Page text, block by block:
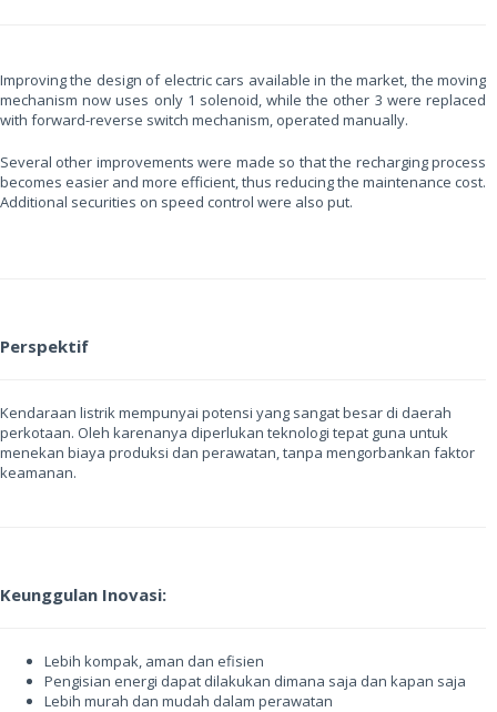
Improving the design of electric cars available in the market, the moving
mechanism now uses only 1 solenoid, while the other 3 were replaced
with forward-reverse switch mechanism, operated manually.
Several other improvements were made so that the recharging process
becomes easier and more efficient, thus reducing the maintenance cost.
Additional securities on speed control were also put.
Perspektif
Kendaraan listrik mempunyai potensi yang sangat besar di daerah
perkotaan. Oleh karenanya diperlukan teknologi tepat guna untuk
menekan biaya produksi dan perawatan, tanpa mengorbankan faktor
keamanan.
Keunggulan Inovasi:
Lebih kompak, aman dan efisien
Pengisian energi dapat dilakukan dimana saja dan kapan saja
Lebih murah dan mudah dalam perawatan